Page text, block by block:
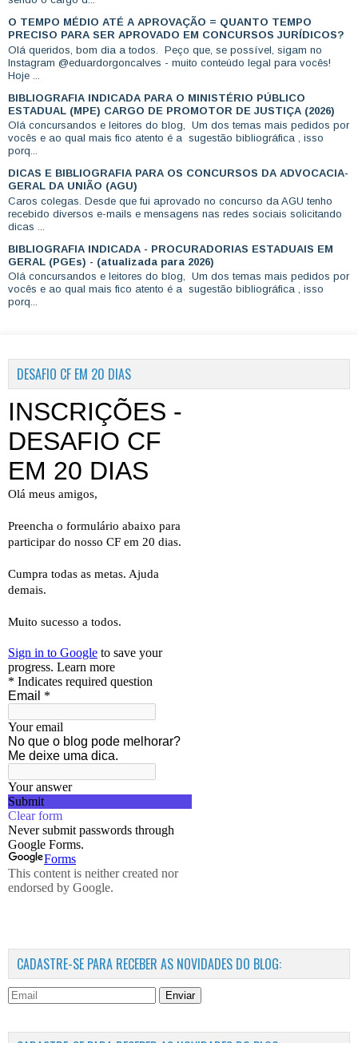
O TEMPO MÉDIO ATÉ A APROVAÇÃO = QUANTO TEMPO
PRECISO PARA SER APROVADO EM CONCURSOS JURÍDICOS?
Olá queridos, bom dia a todos. Peço que, se possível, sigam no
Instagram @eduardorgoncalves - muito conteúdo legal para vocês!
Hoje ...
BIBLIOGRAFIA INDICADA PARA O MINISTÉRIO PÚBLICO
ESTADUAL (MPE) CARGO DE PROMOTOR DE JUSTIÇA (2026)
Olá concursandos e leitores do blog, Um dos temas mais pedidos por
vocês e ao qual mais fico atento é a sugestão bibliográfica , isso
porq...
DICAS E BIBLIOGRAFIA PARA OS CONCURSOS DA ADVOCACIA-
GERAL DA UNIÃO (AGU)
Caros colegas. Desde que fui aprovado no concurso da AGU tenho
recebido diversos e-mails e mensagens nas redes sociais solicitando
dicas ...
BIBLIOGRAFIA INDICADA - PROCURADORIAS ESTADUAIS EM
GERAL (PGEs) - (atualizada para 2026)
Olá concursandos e leitores do blog, Um dos temas mais pedidos por
vocês e ao qual mais fico atento é a sugestão bibliográfica , isso
porq...
DESAFIO CF EM 20 DIAS
CADASTRE-SE PARA RECEBER AS NOVIDADES DO BLOG:
Enviar